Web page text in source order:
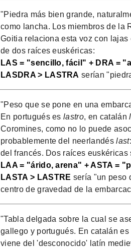
"Piedra más bien grande,
como lancha. Los miembros de la
Goitia relaciona esta voz con
de dos raíces euskéricas:
LAS = "sencillo, fácil" + DRA =
LASDRA > LASTRA serían
"Peso que se pone en una
En portugués eslastro, en catalán
Coromines, como no lo puede
probablemente del neerlandéslast
del francés. Dos raíces
LAA = "árido, arena" + ASTA =
LASTA > LASTRE sería "un peso
centro de gravedad de la
"Tabla delgada sobre la cual se
gallego y portugués. En catalán es
viene del 'desconocido' latín